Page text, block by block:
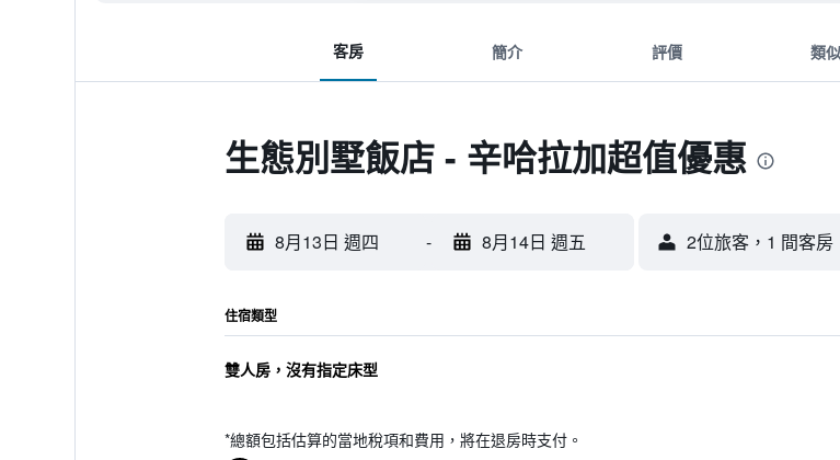
客房 簡介 評價 類
生態別墅飯店 - 辛哈拉加超值優惠
8月13日 週四 - 8月14日 週五 2位旅客，1 間客房
住宿類型
雙人房，沒有指定床型
*總額包括估算的當地稅項和費用，將在退房時支付。